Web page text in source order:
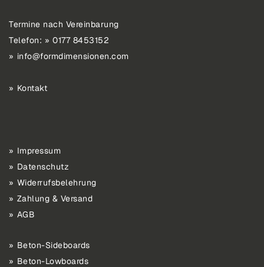
Termine nach Vereinbarung
Telefon:
0177 8453152
info@formdimensionen.com
Kontakt
Impressum
Datenschutz
Widerrufsbelehrung
Zahlung & Versand
AGB
Beton-Sideboards
Beton-Lowboards